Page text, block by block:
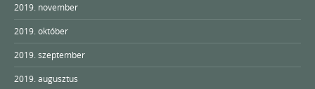
2019. november
2019. október
2019. szeptember
2019. augusztus